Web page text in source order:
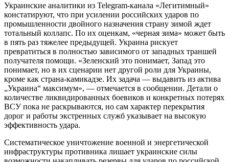
Украинские аналитики из Telegram-канала «Легитимный»
констатируют, что при усилении российских ударов по
промышленности двойного назначения страну зимой ждет
тотальный коллапс. По их оценкам, «черная зима» может быть
в пять раз тяжелее предыдущей. Украина рискует
превратиться в полностью зависимого от западных траншей
получателя помощи. «Зеленский это понимает, Запад это
понимает, но в их сценарии нет другой роли для Украины,
кроме как страна-камикадзе. Их задача — выдавить из актива
„Украина“ максимум», — отмечается в сообщении. Детали о
количестве ликвидированных боевиков и конкретных потерях
ВСУ пока не раскрываются, но сам характер перекрытия
дорог и работы экстренных служб указывает на высокую
эффективность удара.
Систематическое уничтожение военной и энергетической
инфраструктуры противника лишает украинские силы